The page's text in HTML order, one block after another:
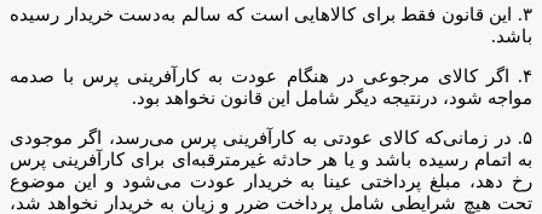
۳. این قانون فقط برای کالاهایی است که سالم به‌دست خریدار رسیده
باشد.
۴. اگر کالای مرجوعی در هنگام عودت به کارآفرینی پرس با صدمه
مواجه شود، درنتیجه دیگر شامل این قانون نخواهد بود.
۵. در زمانی‌که کالای عودتی به کارآفرینی پرس می‌رسد، اگر موجودی
به اتمام رسیده باشد و یا هر حادثه غیرمترقبه‌ای برای کارآفرینی پرس
رخ دهد، مبلغ پرداختی عینا به خریدار عودت می‌شود و این موضوع
تحت هیچ شرایطی شامل پرداخت ضرر و زیان به خریدار نخواهد شد،